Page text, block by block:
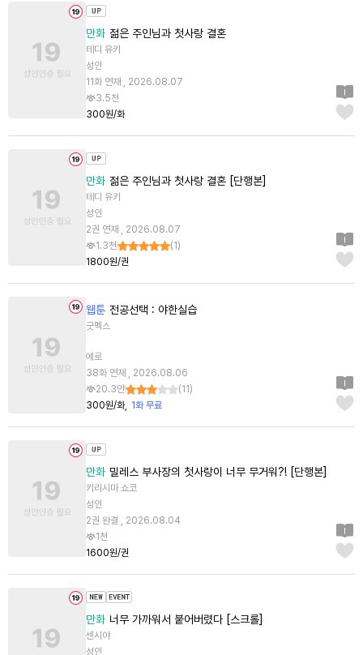
만화 젊은 주인님과 첫사랑 결혼
테디 유키
성인
11화 연재 , 2026.08.07
3.5천
300원/화
만화 젊은 주인님과 첫사랑 결혼 [단행본]
테디 유키
성인
2권 연재 , 2026.08.07
1.3천
(1 )
1800원/권
웹툰 전공선택 : 야한실습
굿멕스
에로
38화 연재 , 2026.08.06
20.3만
(11 )
300원/화
1화 무료
만화 밀레스 부사장의 첫사랑이 너무 무거워?! [단행본]
키리시마 쇼코
성인
2권 완결 , 2026.08.04
1천
1600원/권
만화 너무 가까워서 붙어버렸다 [스크롤]
센시야
성인